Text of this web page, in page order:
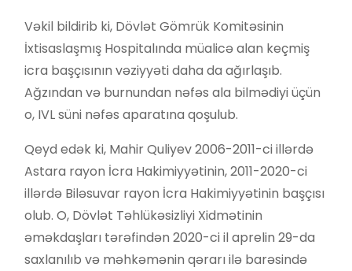
Vəkil bildirib ki, Dövlət Gömrük Komitəsinin
İxtisaslaşmış Hospitalında müalicə alan keçmiş
icra başçısının vəziyyəti daha da ağırlaşıb.
Ağzından və burnundan nəfəs ala bilmədiyi üçün
o, IVL süni nəfəs aparatına qoşulub.
Qeyd edək ki, Mahir Quliyev 2006-2011-ci illərdə
Astara rayon İcra Hakimiyyətinin, 2011-2020-ci
illərdə Biləsuvar rayon İcra Hakimiyyətinin başçısı
olub. O, Dövlət Təhlükəsizliyi Xidmətinin
əməkdaşları tərəfindən 2020-ci il aprelin 29-da
saxlanılıb və məhkəmənin qərarı ilə barəsində